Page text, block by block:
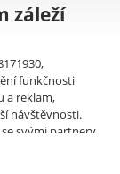
záleží
funkčnosti
a reklam,
návštěvnosti.
svými partnery
Partneři tyto